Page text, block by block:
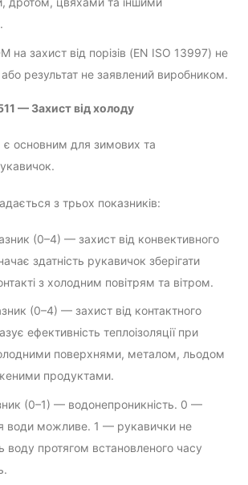
на захист від порізів (EN ISO 13997) не
результат не заявлений виробником.
— Захист від холоду
є основним для зимових та
з трьох показників:
(0–4) — захист від конвективного
здатність рукавичок зберігати
з холодним повітрям та вітром.
(0–4) — захист від контактного
ефективність теплоізоляції при
поверхнями, металом, льодом
продуктами.
(0–1) — водонепроникність. 0 —
води можливе. 1 — рукавички не
воду протягом встановленого часу